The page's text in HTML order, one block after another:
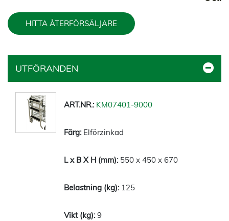
HITTA ÅTERFÖRSÄLJARE
UTFÖRANDEN
KM07401-9000
Elförzinkad
550 x 450 x 670
125
9